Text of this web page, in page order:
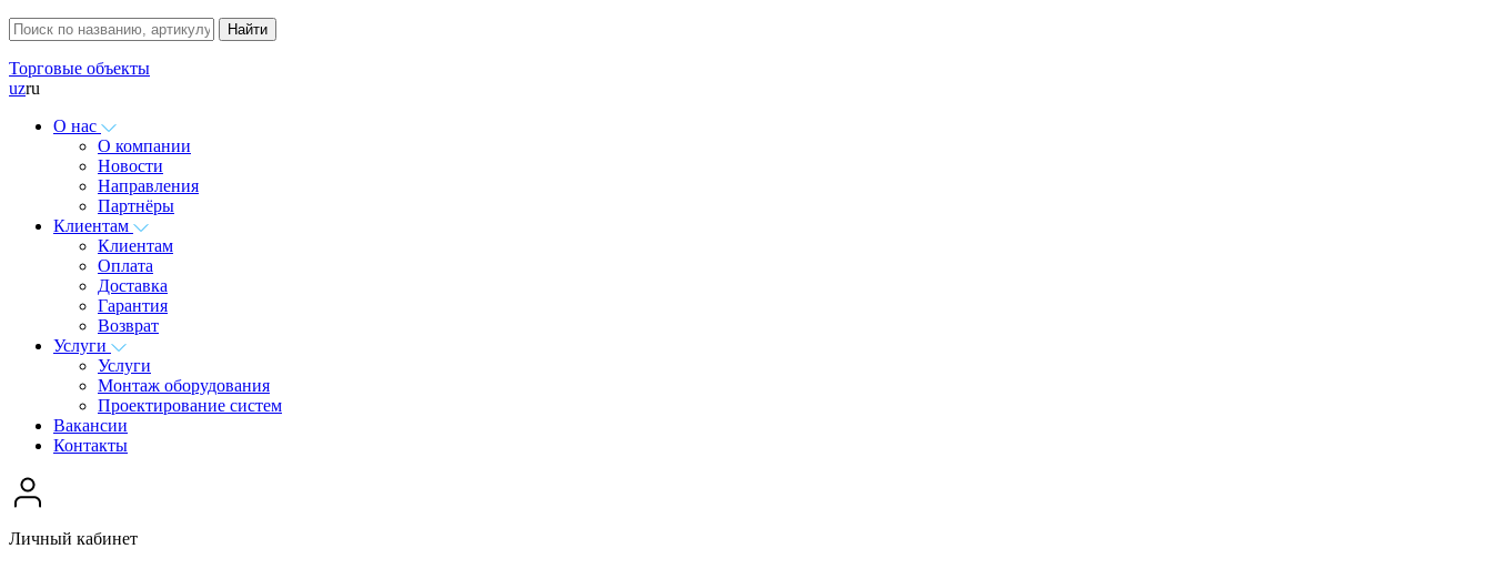
Торговые объекты
uzru
О нас
О компании
Новости
Направления
Партнёры
Клиентам
Клиентам
Оплата
Доставка
Гарантия
Возврат
Услуги
Услуги
Монтаж оборудования
Проектирование систем
Вакансии
Контакты
Личный кабинет